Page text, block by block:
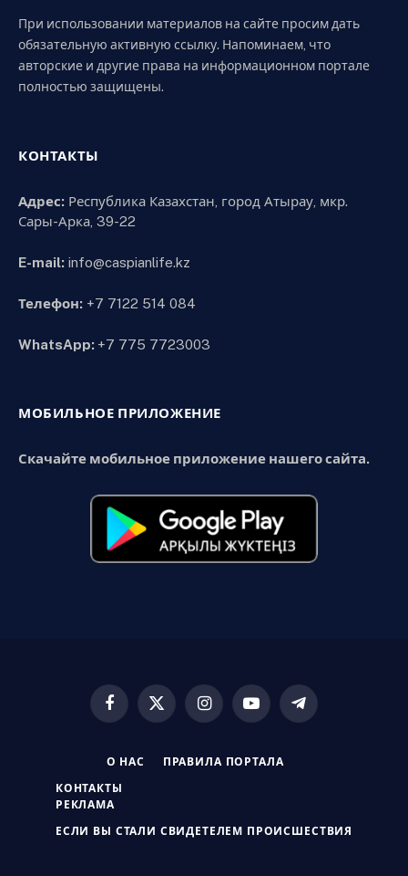
При использовании материалов на сайте просим дать
обязательную активную ссылку. Напоминаем, что
авторские и другие права на информационном портале
полностью защищены.
КОНТАКТЫ
Адрес: Республика Казахстан, город Атырау, мкр.
Сары-Арка, 39-22
E-mail: info@caspianlife.kz
Телефон: +7 7122 514 084
WhatsApp: +7 775 7723003
МОБИЛЬНОЕ ПРИЛОЖЕНИЕ
Скачайте мобильное приложение нашего сайта.
Facebook
X
InstagramYouTubeTelegram
О НАС ПРАВИЛА ПОРТАЛА
КОНТАКТЫ
РЕКЛАМА
ЕСЛИ ВЫ СТАЛИ СВИДЕТЕЛЕМ ПРОИСШЕСТВИЯ